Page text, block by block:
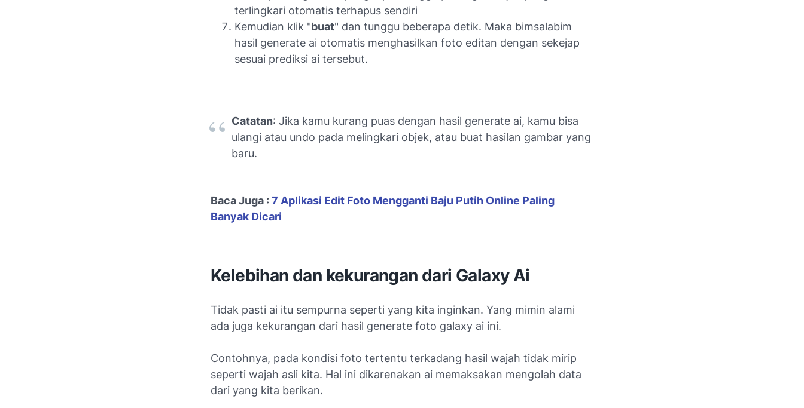
terlingkari otomatis terhapus sendiri
Kemudian klik "buat" dan tunggu beberapa detik. Maka bimsalabim
hasil generate ai otomatis menghasilkan foto editan dengan sekejap
sesuai prediksi ai tersebut.
Catatan: Jika kamu kurang puas dengan hasil generate ai, kamu bisa
ulangi atau undo pada melingkari objek, atau buat hasilan gambar yang
baru.
Baca Juga :7 Aplikasi Edit Foto Mengganti Baju Putih Online Paling
Banyak Dicari
Kelebihan dan kekurangan dari Galaxy Ai
Tidak pasti ai itu sempurna seperti yang kita inginkan. Yang mimin alami
ada juga kekurangan dari hasil generate foto galaxy ai ini.
Contohnya, pada kondisi foto tertentu terkadang hasil wajah tidak mirip
seperti wajah asli kita. Hal ini dikarenakan ai memaksakan mengolah data
dari yang kita berikan.